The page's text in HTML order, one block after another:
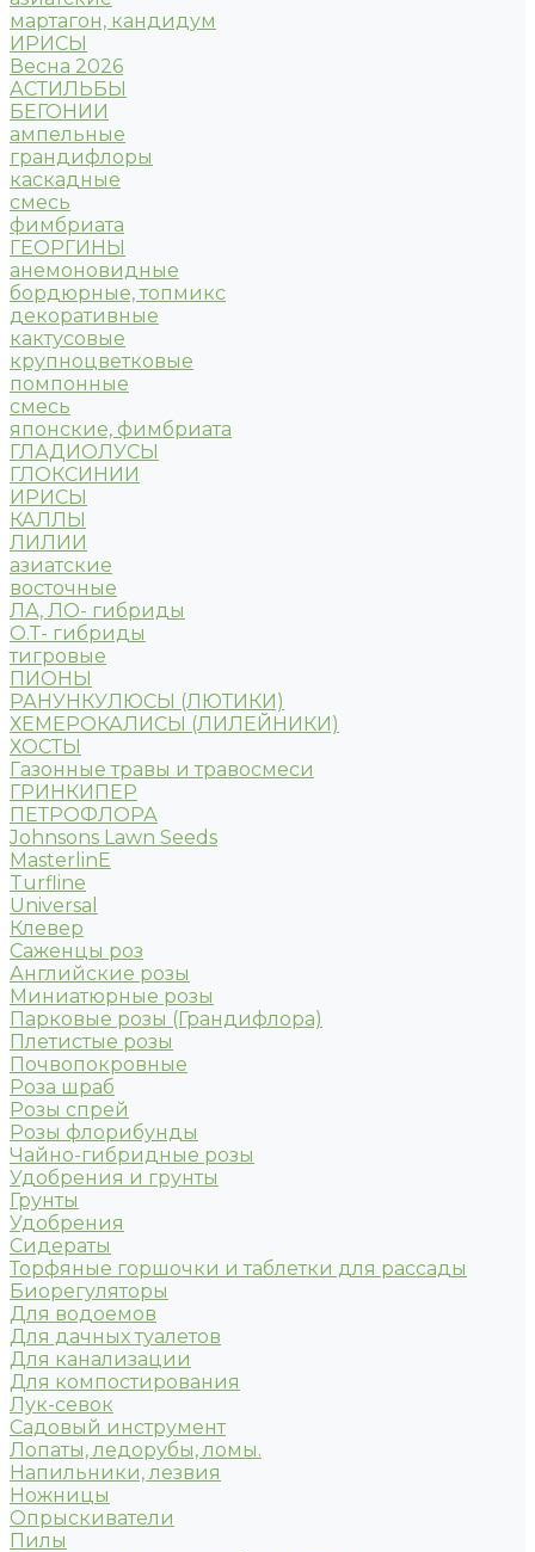
мартагон, кандидум
ИРИСЫ
Весна 2026
АСТИЛЬБЫ
БЕГОНИИ
ампельные
грандифлоры
каскадные
смесь
фимбриата
ГЕОРГИНЫ
анемоновидные
бордюрные, топмикс
декоративные
кактусовые
крупноцветковые
помпонные
смесь
японские, фимбриата
ГЛАДИОЛУСЫ
ГЛОКСИНИИ
ИРИСЫ
КАЛЛЫ
ЛИЛИИ
азиатские
восточные
ЛА, ЛО- гибриды
О.Т- гибриды
тигровые
ПИОНЫ
РАНУНКУЛЮСЫ (ЛЮТИКИ)
ХЕМЕРОКАЛИСЫ (ЛИЛЕЙНИКИ)
ХОСТЫ
Газонные травы и травосмеси
ГРИНКИПЕР
ПЕТРОФЛОРА
Johnsons Lawn Seeds
MasterlinE
Turfline
Universal
Клевер
Саженцы роз
Английские розы
Миниатюрные розы
Парковые розы (Грандифлора)
Плетистые розы
Почвопокровные
Роза шраб
Розы спрей
Розы флорибунды
Чайно-гибридные розы
Удобрения и грунты
Грунты
Удобрения
Сидераты
Торфяные горшочки и таблетки для рассады
Биорегуляторы
Для водоемов
Для дачных туалетов
Для канализации
Для компостирования
Лук-севок
Садовый инструмент
Лопаты, ледорубы, ломы.
Напильники, лезвия
Ножницы
Опрыскиватели
Пилы